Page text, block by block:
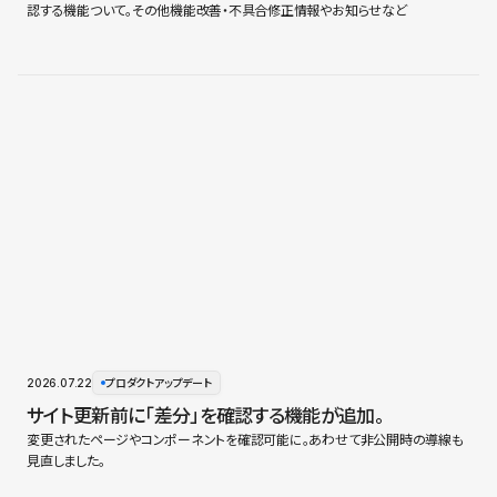
認する機能ついて。その他機能改善・不具合修正情報やお知らせなど
2026.07.22 プロダクトアップデート
サイト更新前に「差分」を確認する機能が追加。
変更されたページやコンポーネントを確認可能に。あわせて非公開時の導線も
見直しました。